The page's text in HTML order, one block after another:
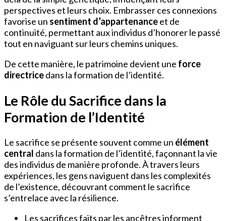
perspectives et leurs choix. Embrasser ces connexions
favorise un sentiment d’appartenanceet de
continuité, permettant aux individus d’honorer le passé
tout en naviguant sur leurs chemins uniques.
De cette manière, le patrimoine devient une force
directricedans la formation de l’identité.
Le Rôle du Sacrifice dans la
Formation de l’Identité
Le sacrifice se présente souvent comme un élément
central dans la formation de l’identité, façonnant la vie
des individus de manière profonde. À travers leurs
expériences, les gens naviguent dans les complexités
de l’existence, découvrant comment le sacrifice
s’entrelace avec la résilience.
Les sacrifices faits par les ancêtres informent